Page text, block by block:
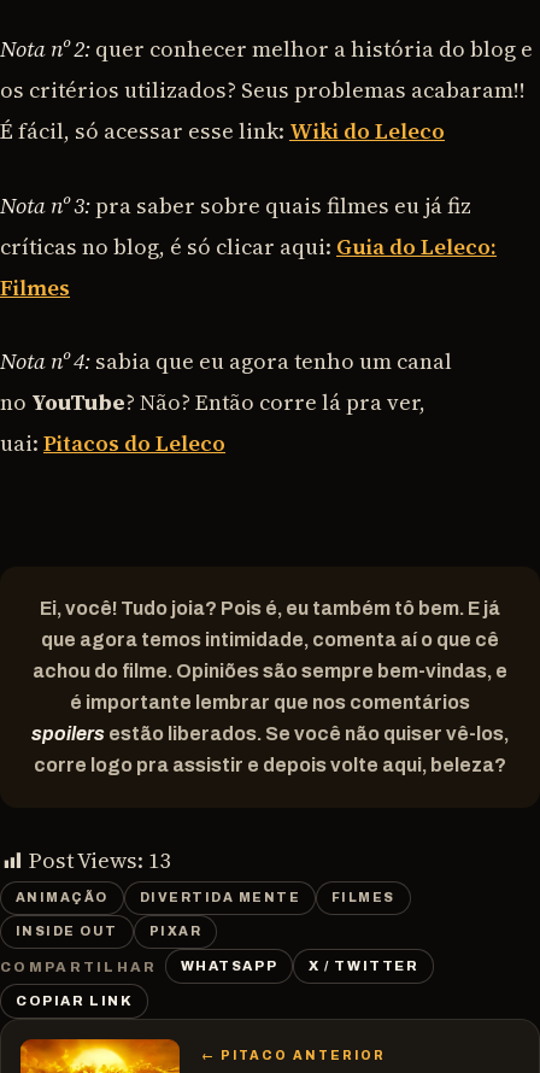
Nota nº 2: quer conhecer melhor a história do blog e
os critérios utilizados? Seus problemas acabaram!!
É fácil, só acessar esse link: Wiki do Leleco
Nota nº 3: pra saber sobre quais filmes eu já fiz
críticas no blog, é só clicar aqui: Guia do Leleco:
Filmes
Nota nº 4: sabia que eu agora tenho um canal
no YouTube? Não? Então corre lá pra ver,
uai: Pitacos do Leleco
Ei, você! Tudo joia? Pois é, eu também tô bem. E já
que agora temos intimidade, comenta aí o que cê
achou do filme. Opiniões são sempre bem-vindas, e
é importante lembrar que nos comentários
spoilers estão liberados. Se você não quiser vê-los,
corre logo pra assistir e depois volte aqui, beleza?
Post Views: 13
ANIMAÇÃO DIVERTIDA MENTE FILMES
INSIDE OUT PIXAR
COMPARTILHAR WHATSAPP X / TWITTER
COPIAR LINK
← PITACO ANTERIOR